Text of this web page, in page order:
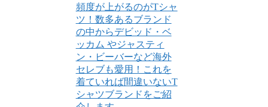
頻度が上がるのがTシャ
ツ！数多あるブランド
の中からデビッド・ベ
ッカム やジャスティ
ン・ビーバーなど海外
セレブも愛用！これを
着ていれば間違いないT
シャツブランドをご紹